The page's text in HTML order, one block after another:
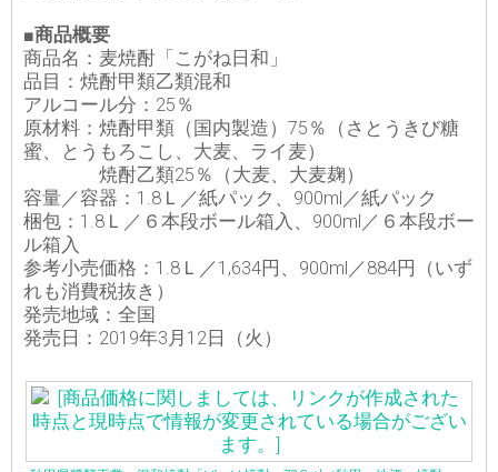
■商品概要
商品名：麦焼酎「こがね日和」
品目：焼酎甲類乙類混和
アルコール分：25％
原材料：焼酎甲類（国内製造）75％（さとうきび糖
蜜、とうもろこし、大麦、ライ麦）
焼酎乙類25％（大麦、大麦麹）
容量／容器：1.8Ｌ／紙パック、900ml／紙パック
梱包：1.8Ｌ／６本段ボール箱入、900ml／６本段ボー
ル箱入
参考小売価格：1.8Ｌ／1,634円、900ml／884円（いず
れも消費税抜き）
発売地域：全国
発売日：2019年3月12日（火）